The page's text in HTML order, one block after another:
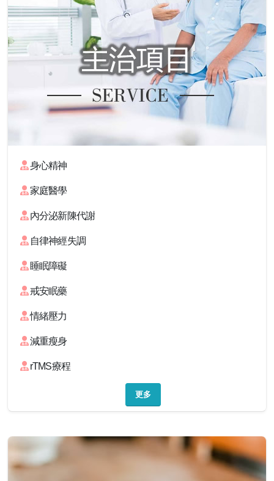
身心精神
家庭醫學
內分泌新陳代謝
自律神經失調
睡眠障礙
戒安眠藥
情緒壓力
減重瘦身
rTMS療程
更多